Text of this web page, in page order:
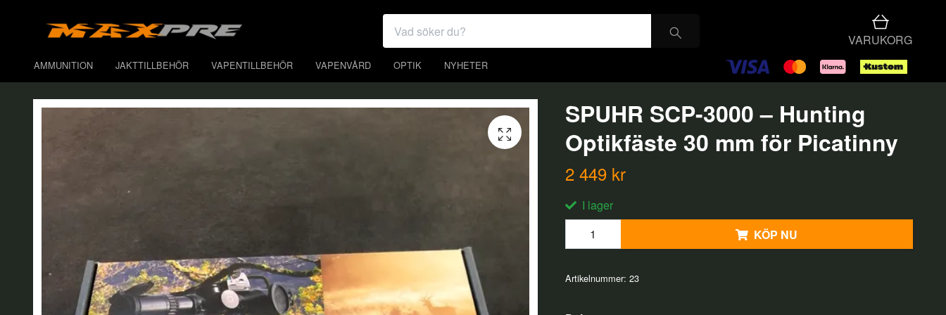
VARUKORG
AMMUNITION JAKTTILLBEHÖR VAPENTILLBEHÖR VAPENVÅRD OPTIK NYHETER
SPUHR SCP-3000 – Hunting
Optikfäste 30 mm för Picatinny
2 449 kr
I lager
KÖP NU
Artikelnummer: 23